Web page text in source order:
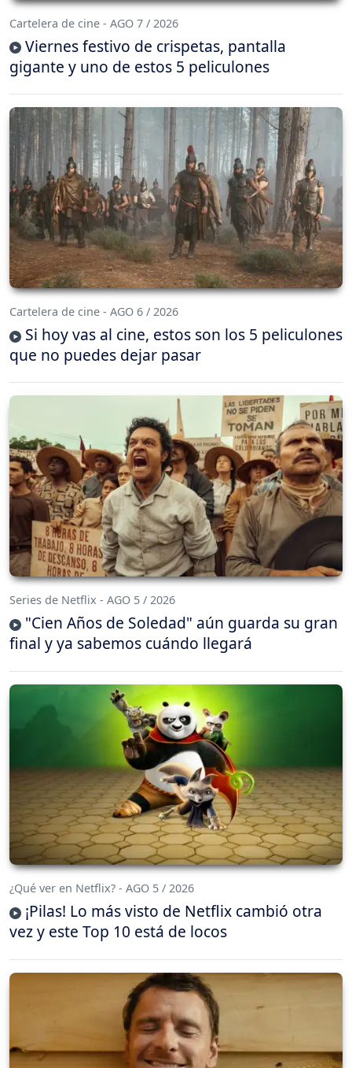
Cartelera de cine - AGO 7 / 2026
Viernes festivo de crispetas, pantalla
gigante y uno de estos 5 peliculones
Cartelera de cine - AGO 6 / 2026
Si hoy vas al cine, estos son los 5 peliculones
que no puedes dejar pasar
Series de Netflix - AGO 5 / 2026
"Cien Años de Soledad" aún guarda su gran
final y ya sabemos cuándo llegará
¿Qué ver en Netflix? - AGO 5 / 2026
¡Pilas! Lo más visto de Netflix cambió otra
vez y este Top 10 está de locos